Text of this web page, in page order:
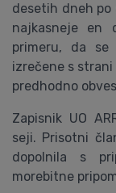
desetih dneh po
najkasneje en
primeru, da se
izrečene s
predhodno
Zapisnik UO
seji. Prisotni
dopolnila s
morebitne